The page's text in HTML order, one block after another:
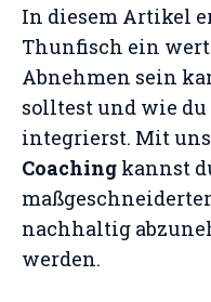
In diesem Artikel
Thunfisch ein
Abnehmen sein
solltest und wie
integrierst. Mit
Coaching kannst
nachhaltig
werden.